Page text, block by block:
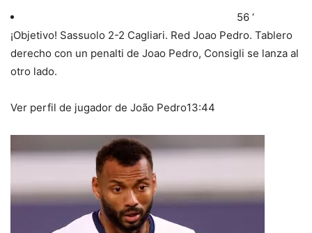
56 ‘
¡Objetivo! Sassuolo 2-2 Cagliari. Red Joao Pedro. Tablero
derecho con un penalti de Joao Pedro, Consigli se lanza al
otro lado.
Ver perfil de jugador de João Pedro13:44